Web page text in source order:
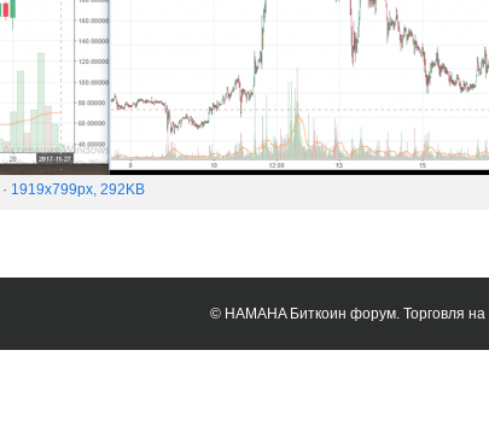
· 1919x799px, 292KB
© HAMAHA Биткоин форум. Торговля на